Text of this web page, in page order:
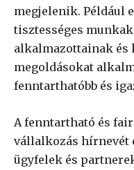
megjelenik. Például
tisztességes
alkalmazottainak és
megoldásokat
fenntarthatóbb és
A fenntartható és
vállalkozás hírnevét
ügyfelek és